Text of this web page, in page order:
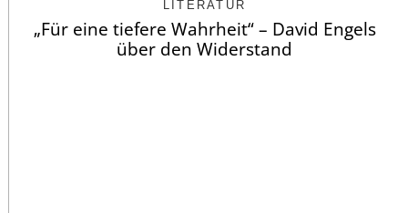
LITERATUR
„Für eine tiefere Wahrheit“ – David Engels
über den Widerstand